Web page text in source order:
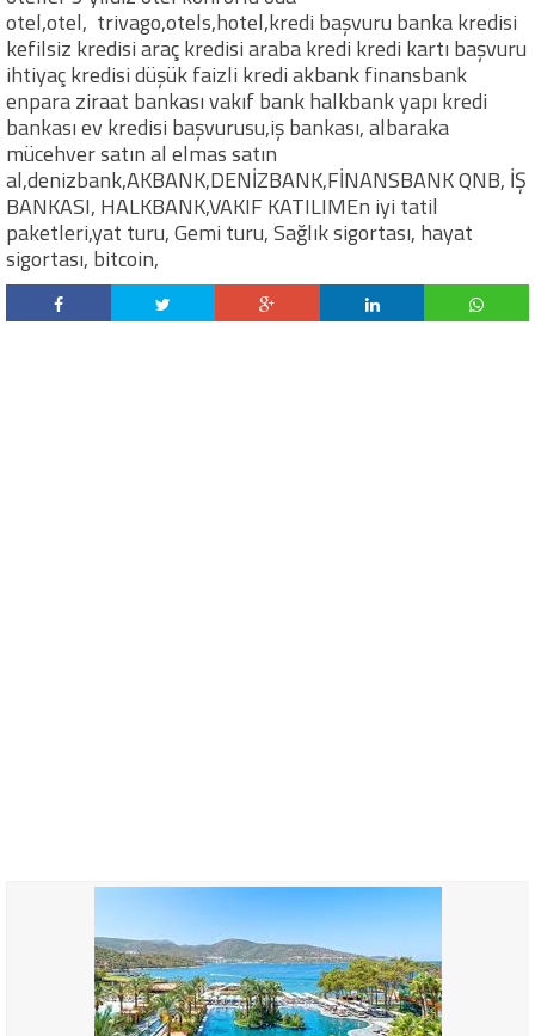
otel,otel, trivago,otels,hotel,kredi başvuru banka kredisi
kefilsiz kredisi araç kredisi araba kredi kredi kartı başvuru
ihtiyaç kredisi düşük faizli kredi akbank finansbank
enpara ziraat bankası vakıf bank halkbank yapı kredi
bankası ev kredisi başvurusu,iş bankası, albaraka
mücehver satın al elmas satın
al,denizbank,AKBANK,DENİZBANK,FİNANSBANK QNB, İŞ
BANKASI, HALKBANK,VAKIF KATILIMEn iyi tatil
paketleri,yat turu, Gemi turu, Sağlık sigortası, hayat
sigortası, bitcoin,